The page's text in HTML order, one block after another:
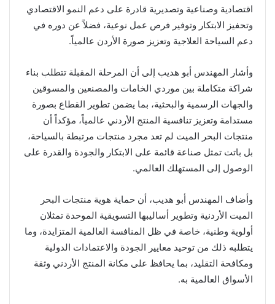
اقتصادية وصناعية وتصديرية قادرة على دعم النمو الاقتصادي
وتحفيز الابتكار وتوفير فرص عمل نوعية، فضلاً عن دوره في
دعم السياحة العلاجية وتعزيز صورة الأردن عالمياً.
وأشار المهندس أبو هديب إلى أن المرحلة المقبلة تتطلب بناء
شراكة متكاملة بين موردي الخامات والمصنعين والمسوقين
والجهات الرسمية والبحثية، بما يضمن تطوير القطاع بصورة
مستدامة وتعزيز تنافسية المنتج الأردني عالمياً، مؤكداً أن
منتجات البحر الميت لم تعد مجرد منتجات مرتبطة بالسياحة،
بل باتت تمثل صناعة قائمة على الابتكار والجودة والقدرة على
الوصول إلى المستهلك العالمي.
وأضاف المهندس أبو هديب، أن حماية هوية منتجات البحر
الميت الأردنية وتطوير أساليبها التسويقية الموحدة تمثلان
أولوية وطنية، خاصة في ظل المنافسة العالمية المتزايدة، وما
يتطلبه ذلك من توحيد معايير الجودة والاعتمادات الدولية
ومكافحة التقليد، بما يحافظ على مكانة المنتج الأردني وثقة
الأسواق العالمية به.